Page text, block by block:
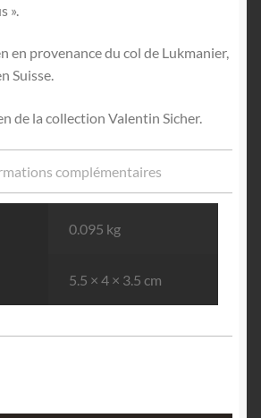
».
en provenance du col de Lukmanier,
Suisse.
de la collection Valentin Sicher.
complémentaires
0.095 kg
5.5 × 4 × 3.5 cm